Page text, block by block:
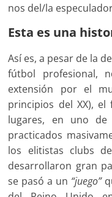
nos del/la
Esta es una
Así es, a pesar de la
fútbol profesional,
extensión por el
principios del XX),
lugares, en uno
practicados
los elitistas clubs
desarrollaron gran
se pasó a un “juego”